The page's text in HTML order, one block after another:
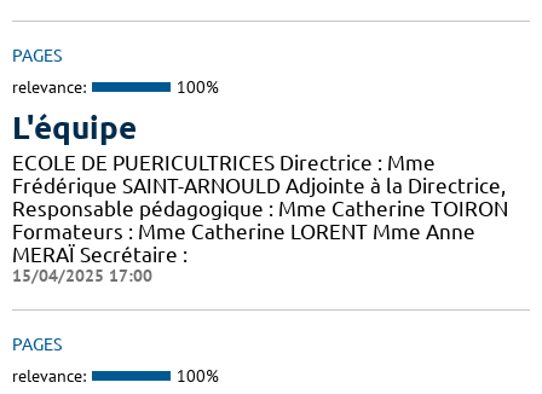
PAGES
relevance: 100%
L'équipe
ECOLE DE PUERICULTRICES Directrice : Mme
Frédérique SAINT-ARNOULD Adjointe à la Directrice,
Responsable pédagogique : Mme Catherine TOIRON
Formateurs : Mme Catherine LORENT Mme Anne
MERAÏ Secrétaire :
15/04/2025 17:00
PAGES
relevance: 100%